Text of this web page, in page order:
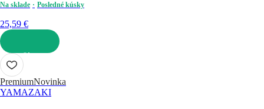
Na sklade
Posledné kúsky
25,59 €
DO KOŠÍKA
PremiumNovinka
YAMAZAKI